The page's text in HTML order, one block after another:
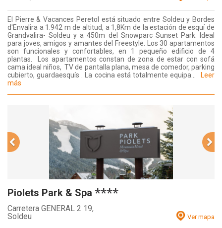
El Pierre & Vacances Peretol está situado entre Soldeu y Bordes
d'Envalira a 1.942 m de altitud, a 1,8Km de la estación de esquí de
Grandvalira- Soldeu y a 450m del Snowparc Sunset Park. Ideal
para joves, amigos y amantes del Freestyle. Los 30 apartamentos
son funcionales y confortables, en 1 pequeño edificio de 4
plantas. Los apartamentos constan de zona de estar con sofá
cama ideal niños, TV de pantalla plana, mesa de comedor, parking
cubierto, guardaesquís . La cocina está totalmente equipa...
Leer
más
Piolets Park & Spa ****
Carretera GENERAL 2 19,
Soldeu
Ver mapa